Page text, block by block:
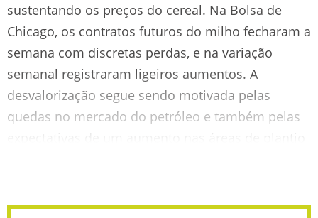
sustentando os preços do cereal. Na Bolsa de
Chicago, os contratos futuros do milho fecharam a
semana com discretas perdas, e na variação
semanal registraram ligeiros aumentos. A
desvalorização segue sendo motivada pelas
quedas no mercado do petróleo e também pelas
expectativas de um aumento nas áreas de plantio